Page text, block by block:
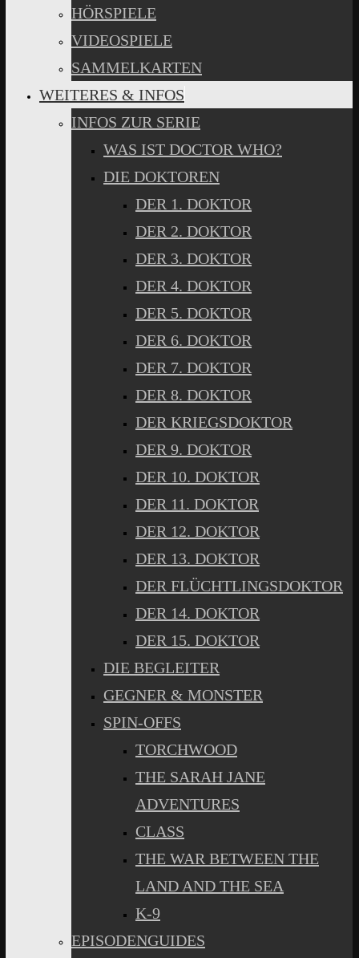
HÖRSPIELE
VIDEOSPIELE
SAMMELKARTEN
WEITERES & INFOS
INFOS ZUR SERIE
WAS IST DOCTOR WHO?
DIE DOKTOREN
DER 1. DOKTOR
DER 2. DOKTOR
DER 3. DOKTOR
DER 4. DOKTOR
DER 5. DOKTOR
DER 6. DOKTOR
DER 7. DOKTOR
DER 8. DOKTOR
DER KRIEGSDOKTOR
DER 9. DOKTOR
DER 10. DOKTOR
DER 11. DOKTOR
DER 12. DOKTOR
DER 13. DOKTOR
DER FLÜCHTLINGSDOKTOR
DER 14. DOKTOR
DER 15. DOKTOR
DIE BEGLEITER
GEGNER & MONSTER
SPIN-OFFS
TORCHWOOD
THE SARAH JANE
ADVENTURES
CLASS
THE WAR BETWEEN THE
LAND AND THE SEA
K-9
EPISODENGUIDES